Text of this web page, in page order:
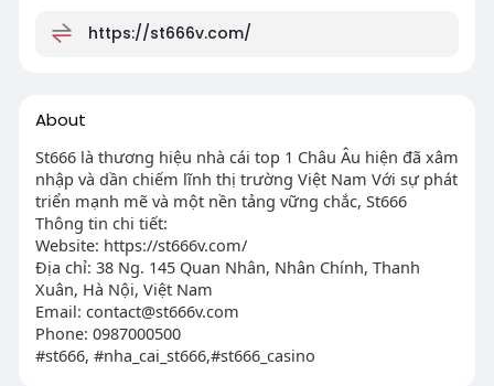
https://st666v.com/
About
St666 là thương hiệu nhà cái top 1 Châu Âu hiện đã xâm
nhập và dần chiếm lĩnh thị trường Việt Nam Với sự phát
triển mạnh mẽ và một nền tảng vững chắc, St666
Thông tin chi tiết:
Website: https://st666v.com/
Địa chỉ: 38 Ng. 145 Quan Nhân, Nhân Chính, Thanh
Xuân, Hà Nội, Việt Nam
Email: contact@st666v.com
Phone: 0987000500
#st666, #nha_cai_st666,#st666_casino